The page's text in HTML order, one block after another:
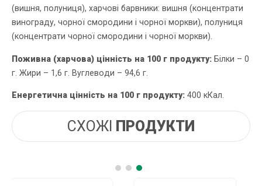
(вишня, полуниця), харчові барвники: вишня (концентрати
винограду, чорної смородини і чорної моркви), полуниця
(концентрати чорної смородини і чорної моркви).
Поживна (харчова) цінність на 100 г продукту: Білки – 0
г. Жири – 1,6 г. Вуглеводи – 94,6 г.
Енергетична цінність на 100 г продукту: 400 кКал.
СХОЖІ ПРОДУКТИ